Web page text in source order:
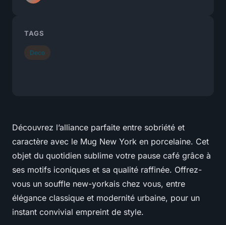
Découvrez l’alliance parfaite entre sobriété et
caractère avec le Mug New York en porcelaine. Cet
objet du quotidien sublime votre pause café grâce à
ses motifs iconiques et sa qualité raffinée. Offrez-
vous un souffle new-yorkais chez vous, entre
élégance classique et modernité urbaine, pour un
instant convivial empreint de style.
TAGS
Deco